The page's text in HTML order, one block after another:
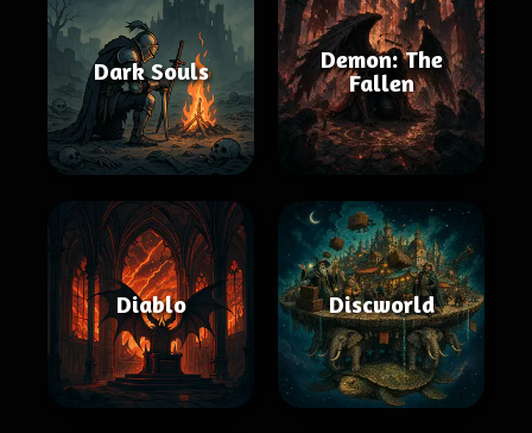
Dark Souls
Demon: The
Fallen
Diablo Discworld